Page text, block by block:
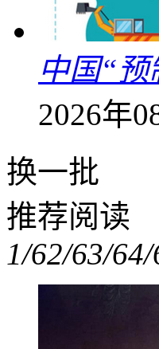
中国“
2026年
换一批
推荐阅读
1/62/63/64/